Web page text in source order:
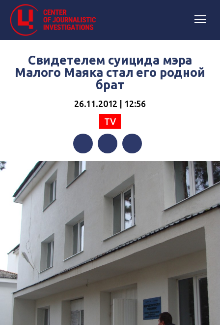
Свидетелем суицида мэра
Малого Маяка стал его родной
брат
26.11.2012 | 12:56
TV
FacebookTwitterTelegram